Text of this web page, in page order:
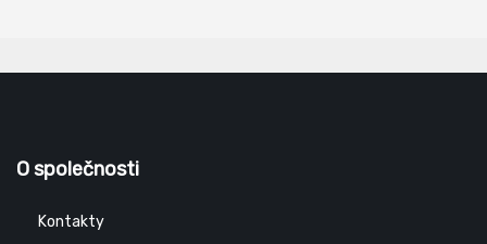
O společnosti
Kontakty